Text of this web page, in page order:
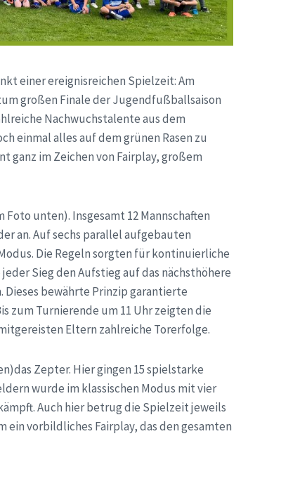
einer ereignisreichen Spielzeit: Am
großen Finale der Jugendfußballsaison
Nachwuchstalente aus dem
einmal alles auf dem grünen Rasen zu
ganz im Zeichen von Fairplay, großem
unten). Insgesamt 12 Mannschaften
an. Auf sechs parallel aufgebauten
Die Regeln sorgten für kontinuierliche
Sieg den Aufstieg auf das nächsthöhere
bewährte Prinzip garantierte
zum Turnierende um 11 Uhr zeigten die
Eltern zahlreiche Torerfolge.
Zepter. Hier gingen 15 spielstarke
wurde im klassischen Modus mit vier
Auch hier betrug die Spielzeit jeweils
vorbildliches Fairplay, das den gesamten